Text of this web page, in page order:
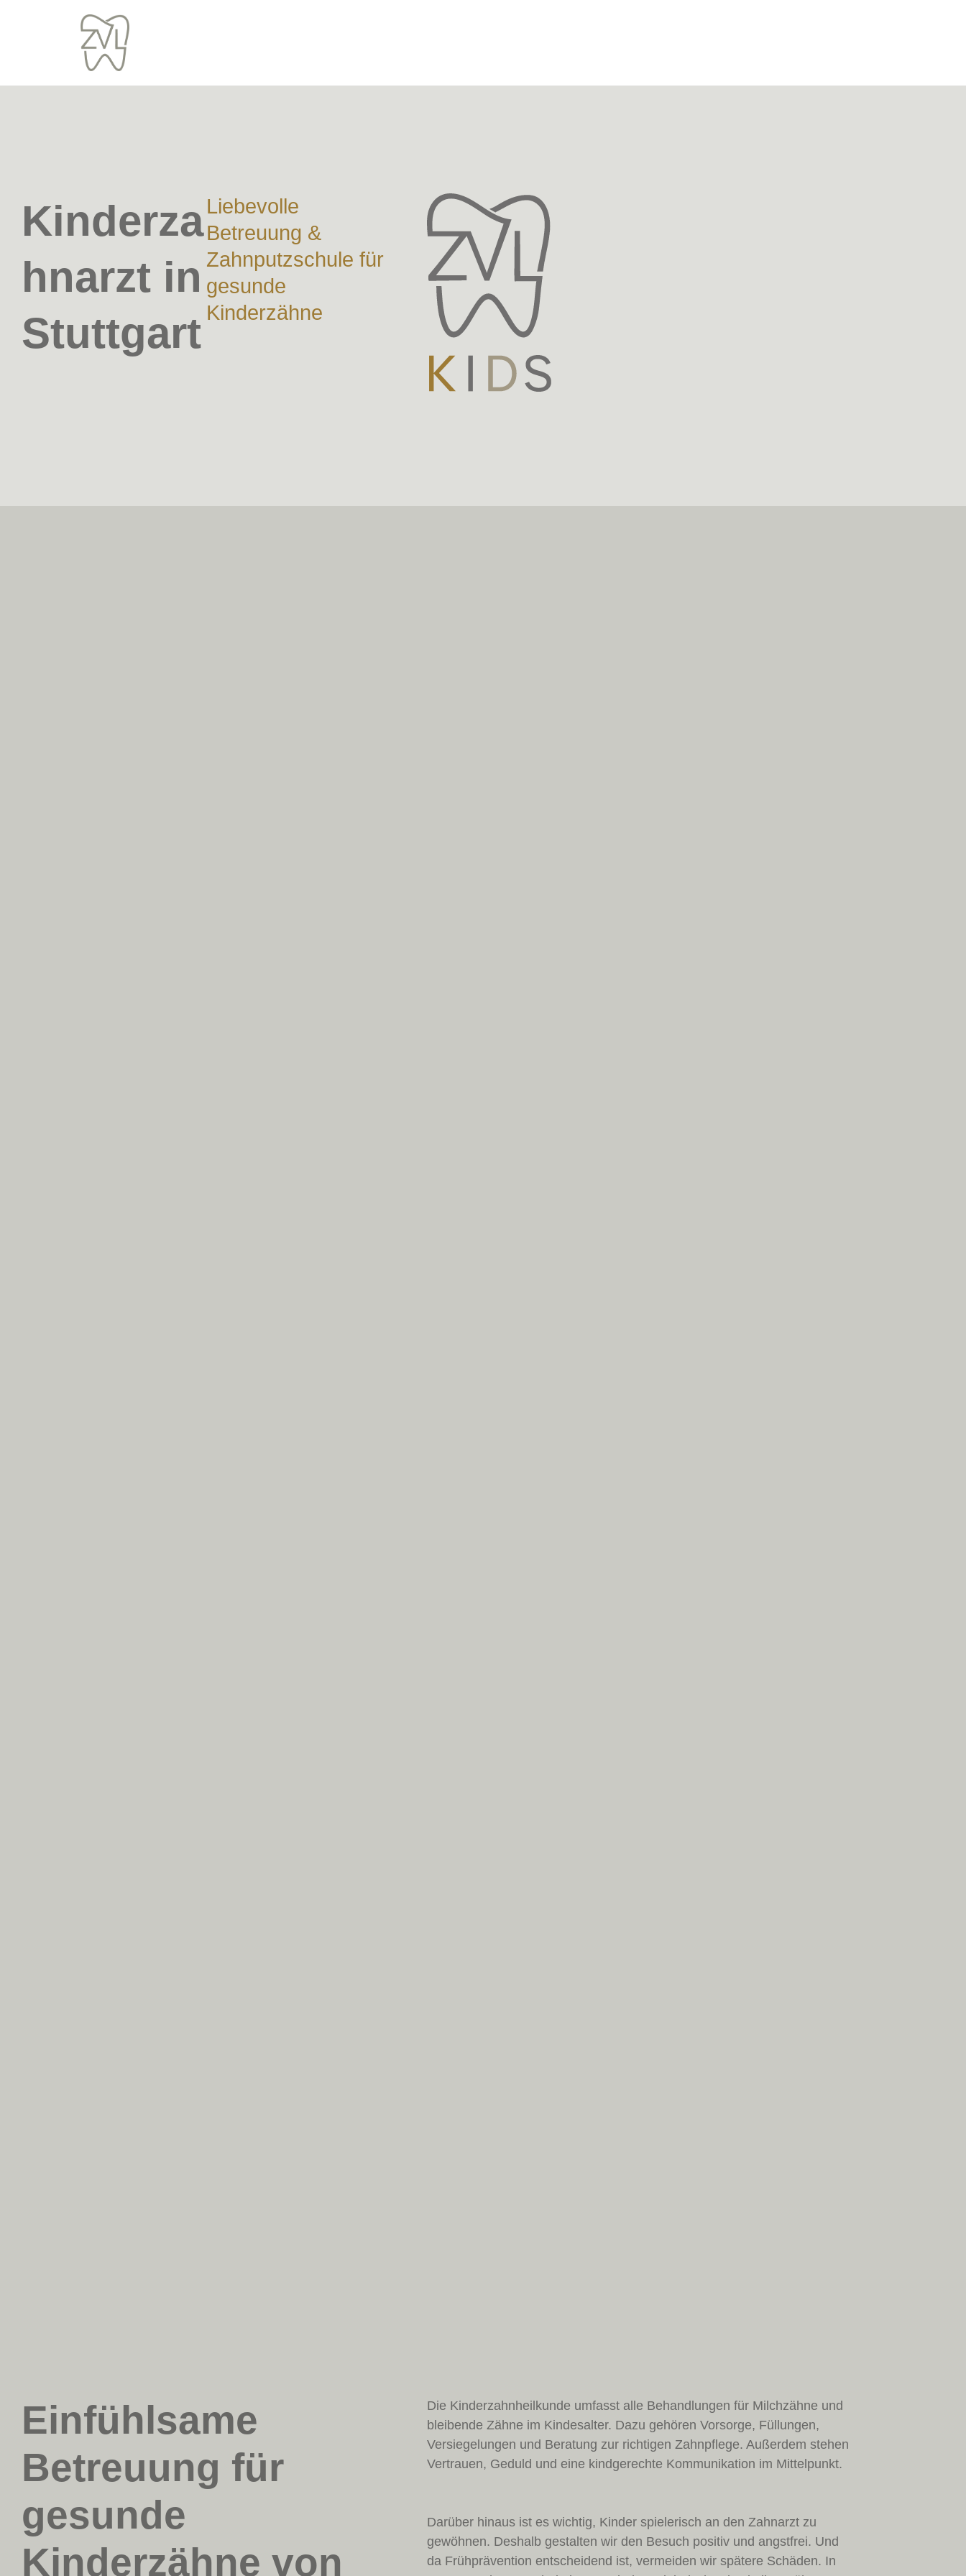
Kinderza
hnarzt in
Stuttgart
Liebevolle
Betreuung &
Zahnputzschule für
gesunde
Kinderzähne
Einfühlsame
Betreuung für
gesunde
Kinderzähne von
Die Kinderzahnheilkunde umfasst alle Behandlungen für Milchzähne und
bleibende Zähne im Kindesalter. Dazu gehören Vorsorge, Füllungen,
Versiegelungen und Beratung zur richtigen Zahnpflege. Außerdem stehen
Vertrauen, Geduld und eine kindgerechte Kommunikation im Mittelpunkt.
Darüber hinaus ist es wichtig, Kinder spielerisch an den Zahnarzt zu
gewöhnen. Deshalb gestalten wir den Besuch positiv und angstfrei. Und
da Frühprävention entscheidend ist, vermeiden wir spätere Schäden. In